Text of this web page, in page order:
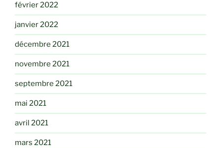
février 2022
janvier 2022
décembre 2021
novembre 2021
septembre 2021
mai 2021
avril 2021
mars 2021